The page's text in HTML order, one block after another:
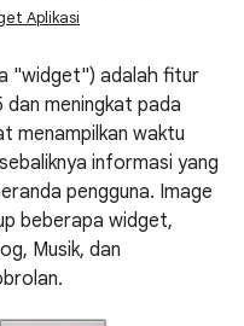
Aplikasi
"widget") adalah fitur
dan meningkat pada
menampilkan waktu
informasi yang
pengguna. Image
beberapa widget,
Musik, dan